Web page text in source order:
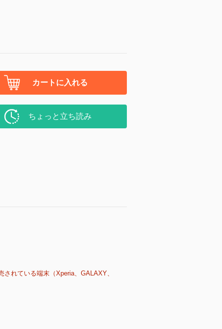
カートに入れる
ちょっと立ち読み
れている端末（Xperia、GALAXY、